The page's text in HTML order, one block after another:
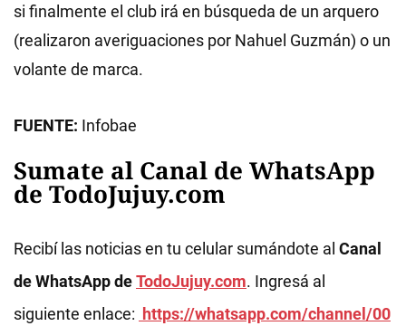
si finalmente el club irá en búsqueda de un arquero
(realizaron averiguaciones por Nahuel Guzmán) o un
volante de marca.
FUENTE: Infobae
Sumate al Canal de WhatsApp
de TodoJujuy.com
Recibí las noticias en tu celular sumándote al Canal
de WhatsApp deTodoJujuy.com. Ingresá al
siguiente enlace: https://whatsapp.com/channel/00